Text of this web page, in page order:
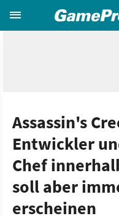
Assassin's
Entwickler
Chef
soll aber
erscheinen